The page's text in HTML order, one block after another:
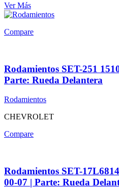
Ver Más
Compare
Rodamientos SET-251
Parte: Rueda Delantera
Rodamientos
CHEVROLET
Compare
Rodamientos SET-
00-07 | Parte: Rueda